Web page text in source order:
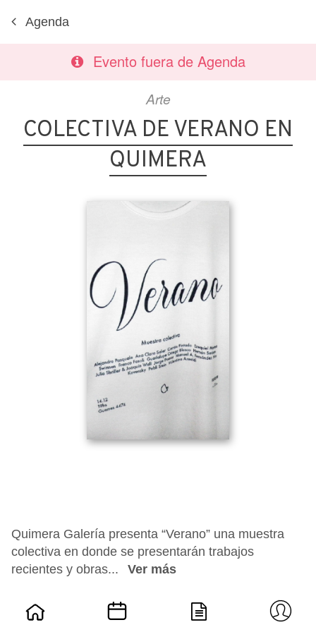
Agenda
Evento fuera de Agenda
Arte
COLECTIVA DE VERANO EN
QUIMERA
Quimera Galería presenta “Verano” una muestra
colectiva en donde se presentarán trabajos
recientes y obras...
Ver más